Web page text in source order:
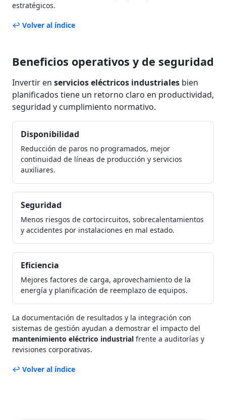
estratégicos.
↩ Volver al índice
Beneficios operativos y de seguridad
Invertir en servicios eléctricos industriales bien
planificados tiene un retorno claro en productividad,
seguridad y cumplimiento normativo.
Disponibilidad
Reducción de paros no programados, mejor
continuidad de líneas de producción y servicios
auxiliares.
Seguridad
Menos riesgos de cortocircuitos, sobrecalentamientos
y accidentes por instalaciones en mal estado.
Eficiencia
Mejores factores de carga, aprovechamiento de la
energía y planificación de reemplazo de equipos.
La documentación de resultados y la integración con
sistemas de gestión ayudan a demostrar el impacto del
mantenimiento eléctrico industrial frente a auditorías y
revisiones corporativas.
↩ Volver al índice